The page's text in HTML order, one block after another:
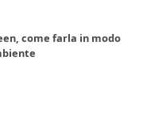
come farla in modo